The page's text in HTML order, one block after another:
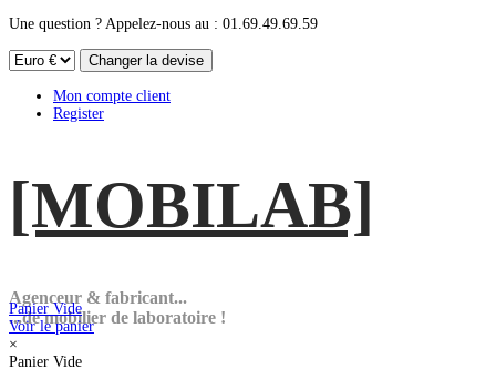
Une question ? Appelez-nous au : 01.69.49.69.59
Mon compte client
Register
[MOBILAB]
Agenceur & fabricant...
...de mobilier de laboratoire !
Panier Vide
Voir le panier
×
Panier Vide